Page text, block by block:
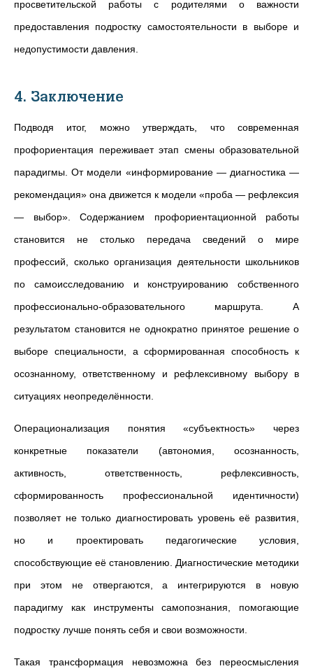
просветительской работы с родителями о важности
предоставления подростку самостоятельности в выборе и
недопустимости давления.
4. Заключение
Подводя итог, можно утверждать, что современная
профориентация переживает этап смены образовательной
парадигмы. От модели «информирование — диагностика —
рекомендация» она движется к модели «проба — рефлексия
— выбор». Содержанием профориентационной работы
становится не столько передача сведений о мире
профессий, сколько организация деятельности школьников
по самоисследованию и конструированию собственного
профессионально-образовательного маршрута. А
результатом становится не однократно принятое решение о
выборе специальности, а сформированная способность к
осознанному, ответственному и рефлексивному выбору в
ситуациях неопределённости.
Операционализация понятия «субъектность» через
конкретные показатели (автономия, осознанность,
активность, ответственность, рефлексивность,
сформированность профессиональной идентичности)
позволяет не только диагностировать уровень её развития,
но и проектировать педагогические условия,
способствующие её становлению. Диагностические методики
при этом не отвергаются, а интегрируются в новую
парадигму как инструменты самопознания, помогающие
подростку лучше понять себя и свои возможности.
Такая трансформация невозможна без переосмысления